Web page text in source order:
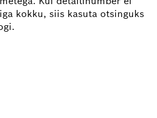
kokku, siis kasuta otsinguks